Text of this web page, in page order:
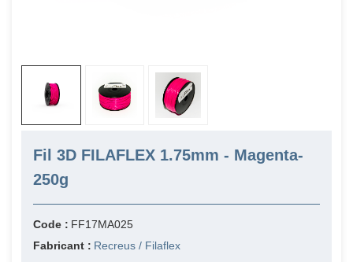
Fil 3D FILAFLEX 1.75mm - Magenta-
250g
Code : FF17MA025
Fabricant : Recreus / Filaflex